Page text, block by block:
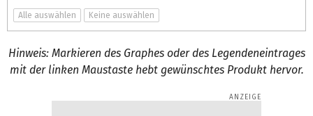
Alle auswählen Keine auswählen
Hinweis: Markieren des Graphes oder des Legendeneintrages
mit der linken Maustaste hebt gewünschtes Produkt hervor.